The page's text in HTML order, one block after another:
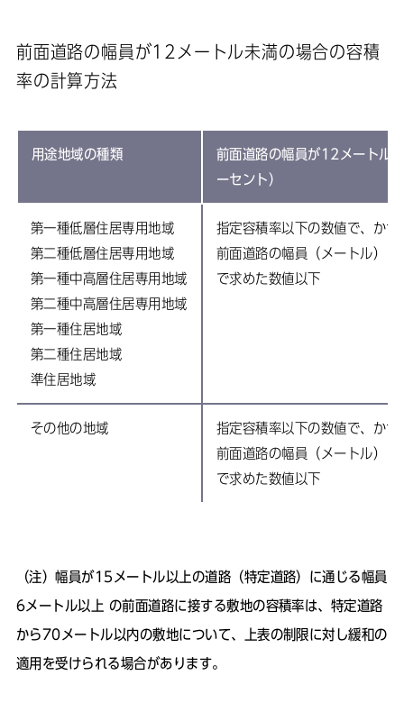
前面道路の幅員が12メートル未満の場合の容積
率の計算方法
用途地域の種類
前面道路の幅員が12メートル
ーセント）
第一種低層住居専用地域
第二種低層住居専用地域
第一種中高層住居専用地域
第二種中高層住居専用地域
第一種住居地域
第二種住居地域
準住居地域
指定容積率以下の数値で、かつ
前面道路の幅員（メートル
で求めた数値以下
その他の地域
指定容積率以下の数値で、かつ
前面道路の幅員（メートル
で求めた数値以下
（注）幅員が15メートル以上の道路（特定道路）に通じる幅員
6メートル以上 の前面道路に接する敷地の容積率は、特定道路
から70メートル以内の敷地について、上表の制限に対し緩和の
適用を受けられる場合があります。